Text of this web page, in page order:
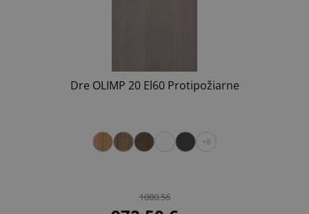
Dre OLIMP 20 El60 Protipožiarne
+8
1080.56